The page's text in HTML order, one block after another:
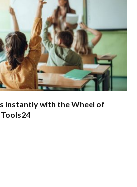
Instantly with the Wheel of